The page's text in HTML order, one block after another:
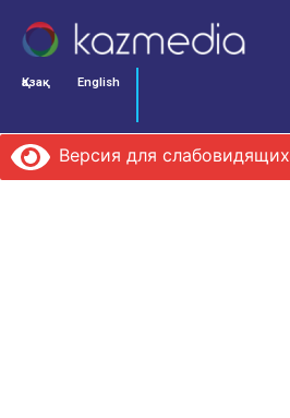
Қазақ English
Версия для слабовидящих